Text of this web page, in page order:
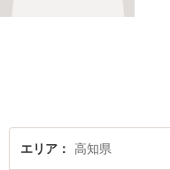
エリア 高知県